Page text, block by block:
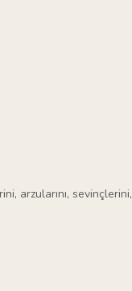
arzularını, sevinçlerini,